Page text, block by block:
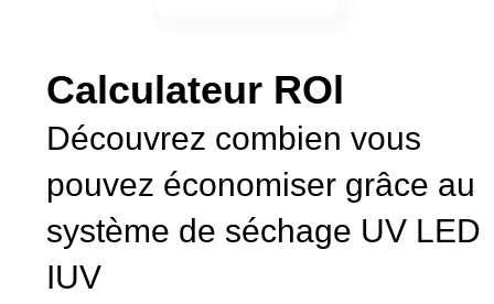
Calculateur ROl
Découvrez combien vous
pouvez économiser grâce au
système de séchage UV LED
IUV